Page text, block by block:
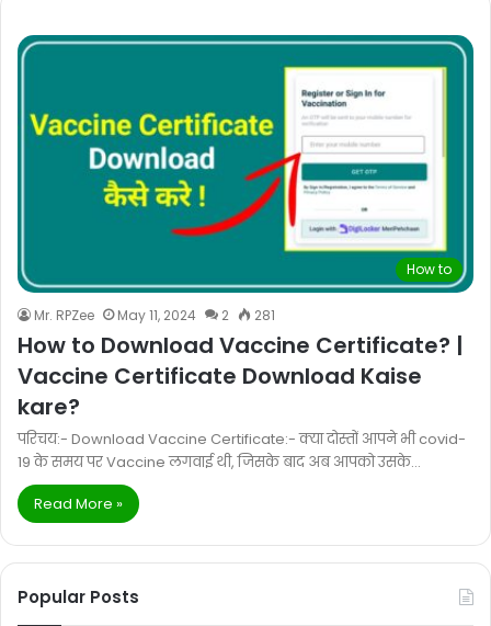
How to
Mr. RPZee May 11, 2024 2 281
How to Download Vaccine Certificate? |
Vaccine Certificate Download Kaise
kare?
परिचय:- Download Vaccine Certificate:- क्या दोस्तों आपने भी covid-
19 के समय पर Vaccine लगवाई थी, जिसके बाद अब आपको उसके…
Read More »
Popular Posts